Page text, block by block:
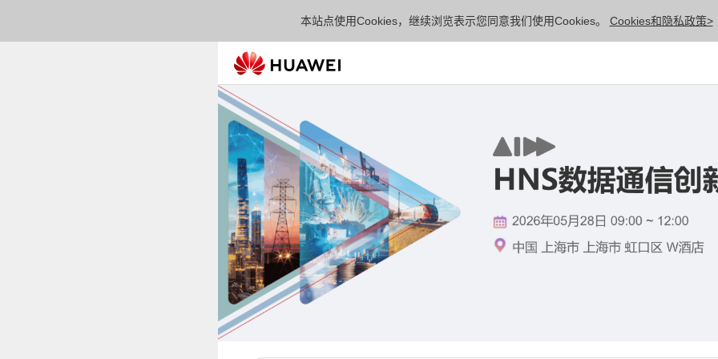
本站点使用Cookies，继续浏览表示您同意我们使用Cookies。 Cookies和隐私政策>